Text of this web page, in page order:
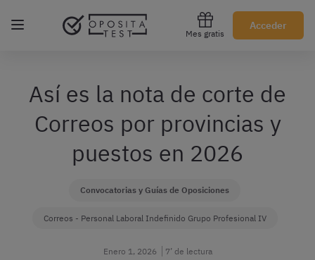
Mes gratis
Acceder
Regístrate gratis
Así es la nota de corte de
Correos por provincias y
puestos en 2026
Convocatorias y Guías de Oposiciones
Correos - Personal Laboral Indefinido Grupo Profesional IV
Enero 1, 2026 7’ de lectura